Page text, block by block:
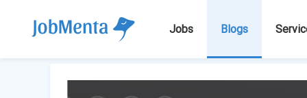
Jobs Blogs